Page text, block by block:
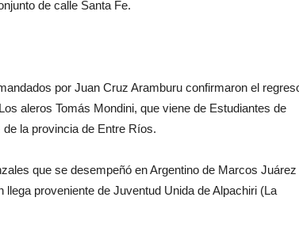
de calle Santa Fe.
por Juan Cruz Aramburu confirmaron el
aleros Tomás Mondini, que viene de Estudiantes de
la provincia de Entre Ríos.
que se desempeñó en Argentino de Marcos Juárez
proveniente de Juventud Unida de Alpachiri (La